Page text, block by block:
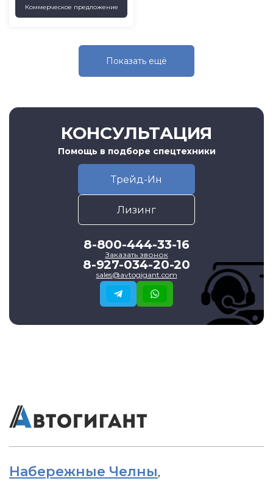
Коммерческое предложение
Показать eщё
КОНСУЛЬТАЦИЯ
Помощь в подборе спецтехники
Трейд-Ин
Лизинг
8-800-444-33-16
Заказать звонок
8-927-034-20-20
sales@avtogigant.com
Набережные Челны,